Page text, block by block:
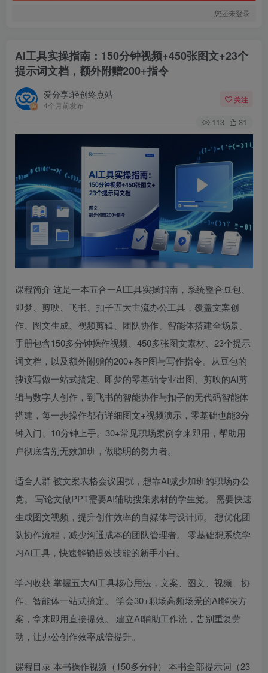
您还未登录
AI工具实操指南：150分钟视频+450张图文+23个
提示词文档，额外附赠200+指令
爱分享:轻创终点站
4个月前发布
关注
113 31
课程简介 这是一本五合一AI工具实操指南，系统整合豆包、
即梦、剪映、飞书、扣子五大主流办公工具，覆盖文案创
作、图文生成、视频剪辑、团队协作、智能体搭建全场景。
手册包含150多分钟操作视频、450多张图文素材、23个提示
词文档，以及额外附赠的200+条P图与写作指令。从豆包的
搜读写做一站式搞定、即梦的零基础专业出图、剪映的AI剪
辑与数字人创作，到飞书的智能协作与扣子的无代码智能体
搭建，每一步操作都有详细图文+视频演示，零基础也能3分
钟入门、10分钟上手。30+常见职场案例拿来即用，帮助用
户彻底告别无效加班，做聪明的努力者。
适合人群 被文案表格会议困扰，想靠AI减少加班的职场办公
党。 写论文做PPT需要AI辅助搜集素材的学生党。 需要快速
生成图文视频，提升创作效率的自媒体与设计师。 想优化团
队协作流程，减少沟通成本的团队管理者。 零基础想系统学
习AI工具，快速解锁提效技能的新手小白。
学习收获 掌握五大AI工具核心用法，文案、图文、视频、协
作、智能体一站式搞定。 学会30+职场高频场景的AI解决方
案，拿来即用直接提效。 建立AI辅助工作流，告别重复劳
动，让办公创作效率成倍提升。
课程目录 本书操作视频（150多分钟） 本书全部提示词（23